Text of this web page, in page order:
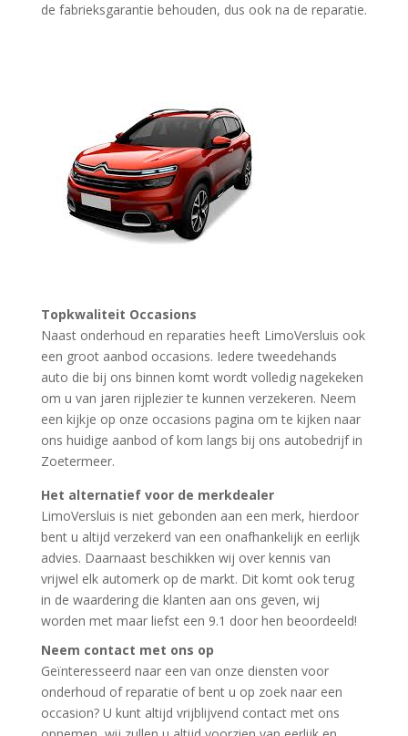
de fabrieksgarantie behouden, dus ook na de reparatie.
Topkwaliteit Occasions
Naast onderhoud en reparaties heeft LimoVersluis ook
een groot aanbod occasions. Iedere tweedehands
auto die bij ons binnen komt wordt volledig nagekeken
om u van jaren rijplezier te kunnen verzekeren. Neem
een kijkje op onze occasions pagina om te kijken naar
ons huidige aanbod of kom langs bij ons autobedrijf in
Zoetermeer.
Het alternatief voor de merkdealer
LimoVersluis is niet gebonden aan een merk, hierdoor
bent u altijd verzekerd van een onafhankelijk en eerlijk
advies. Daarnaast beschikken wij over kennis van
vrijwel elk automerk op de markt. Dit komt ook terug
in de waardering die klanten aan ons geven, wij
worden met maar liefst een 9.1 door hen beoordeeld!
Neem contact met ons op
Geïnteresseerd naar een van onze diensten voor
onderhoud of reparatie of bent u op zoek naar een
occasion? U kunt altijd vrijblijvend contact met ons